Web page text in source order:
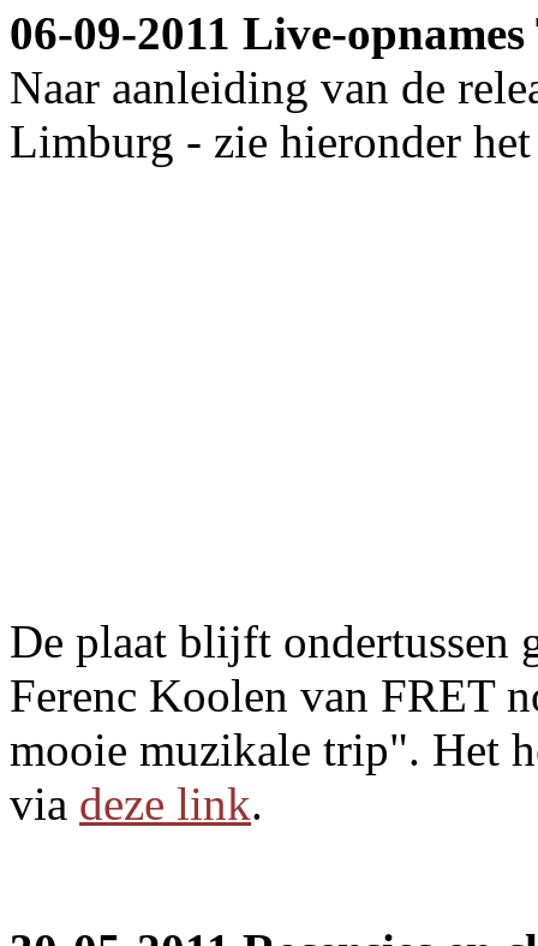
06-09-2011 Live-
Naar aanleiding van de
Limburg - zie hieronder
De plaat blijft ondertussen
Ferenc Koolen van FRET
mooie muzikale trip". Het
via deze link.